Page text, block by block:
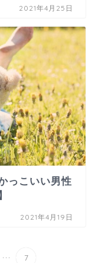
2021年4月25日
っこいい男性
2021年4月19日
... 7